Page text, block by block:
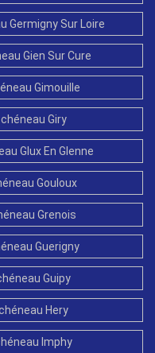
Germigny Sur Loire
Gien Sur Cure
Gimouille
Giry
Glux En Glenne
Gouloux
Grenois
Guerigny
Guipy
Hery
Imphy